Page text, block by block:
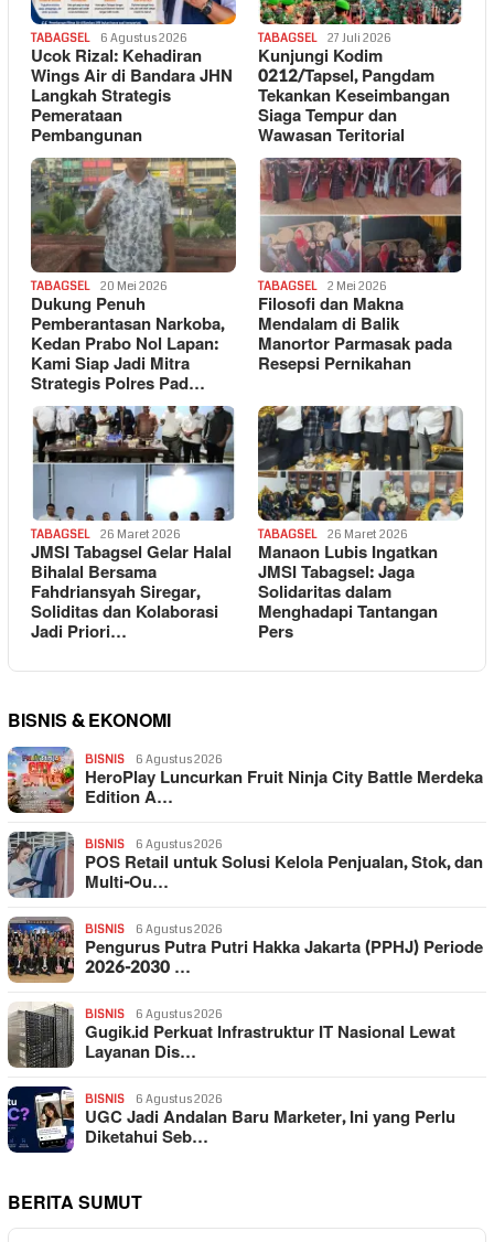
TABAGSEL 6 Agustus 2026
Ucok Rizal: Kehadiran
Wings Air di Bandara JHN
Langkah Strategis
Pemerataan
Pembangunan
TABAGSEL 27 Juli 2026
Kunjungi Kodim
0212/Tapsel, Pangdam
Tekankan Keseimbangan
Siaga Tempur dan
Wawasan Teritorial
TABAGSEL 20 Mei 2026
Dukung Penuh
Pemberantasan Narkoba,
Kedan Prabo Nol Lapan:
Kami Siap Jadi Mitra
Strategis Polres Pad…
TABAGSEL 2 Mei 2026
Filosofi dan Makna
Mendalam di Balik
Manortor Parmasak pada
Resepsi Pernikahan
TABAGSEL 26 Maret 2026
JMSI Tabagsel Gelar Halal
Bihalal Bersama
Fahdriansyah Siregar,
Soliditas dan Kolaborasi
Jadi Priori…
TABAGSEL 26 Maret 2026
Manaon Lubis Ingatkan
JMSI Tabagsel: Jaga
Solidaritas dalam
Menghadapi Tantangan
Pers
BISNIS & EKONOMI
BISNIS 6 Agustus 2026
HeroPlay Luncurkan Fruit Ninja City Battle Merdeka
Edition A…
BISNIS 6 Agustus 2026
POS Retail untuk Solusi Kelola Penjualan, Stok, dan
Multi-Ou…
BISNIS 6 Agustus 2026
Pengurus Putra Putri Hakka Jakarta (PPHJ) Periode
2026-2030 …
BISNIS 6 Agustus 2026
Gugik.id Perkuat Infrastruktur IT Nasional Lewat
Layanan Dis…
BISNIS 6 Agustus 2026
UGC Jadi Andalan Baru Marketer, Ini yang Perlu
Diketahui Seb…
BERITA SUMUT